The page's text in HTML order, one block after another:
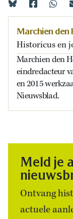
Marchien den
Historicus en
Marchien den
eindredacteur
en 2015
Nieuwsblad.
Meld je
Ontvang
actuele